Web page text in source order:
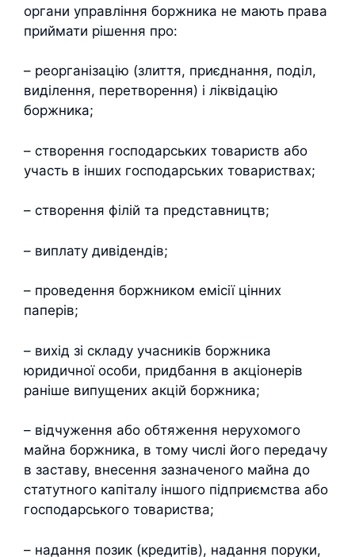
органи управління боржника не мають права
приймати рішення про:
– реорганізацію (злиття, приєднання, поділ,
виділення, перетворення) і ліквідацію
боржника;
– створення господарських товариств або
участь в інших господарських товариствах;
– створення філій та представництв;
– виплату дивідендів;
– проведення боржником емісії цінних
паперів;
– вихід зі складу учасників боржника
юридичної особи, придбання в акціонерів
раніше випущених акцій боржника;
– відчуження або обтяження нерухомого
майна боржника, в тому числі його передачу
в заставу, внесення зазначеного майна до
статутного капіталу іншого підприємства або
господарського товариства;
– надання позик (кредитів), надання поруки,